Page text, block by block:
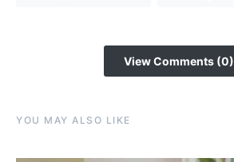
View Comments (0)
YOU MAY ALSO LIKE